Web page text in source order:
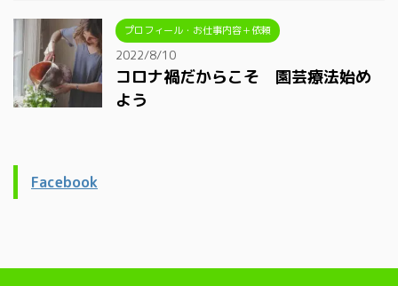
プロフィール・お仕事内容＋依頼
2022/8/10
コロナ禍だからこそ 園芸療法始め
よう
Facebook